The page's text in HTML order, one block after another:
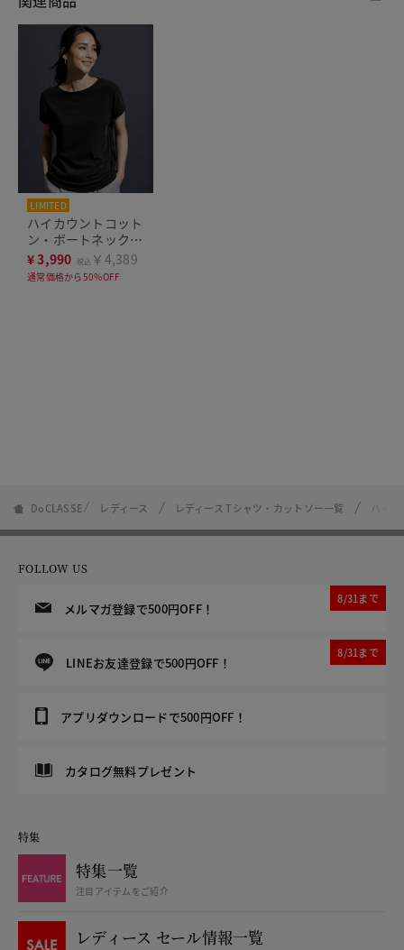
LIMITED
ハイカウントコット
ン・ボートネック／
半袖
¥3,990 税込 ￥4,389
通常価格から50%OFF
DoCLASSE レディース レディース Tシャツ・カットソー一覧 ハイ
FOLLOW US
メルマガ登録で500円OFF！
8/31まで
LINEお友達登録で500円OFF！
8/31まで
アプリダウンロードで500円OFF！
カタログ無料プレゼント
特集
特集一覧
注目アイテムをご紹介
レディース セール情報一覧